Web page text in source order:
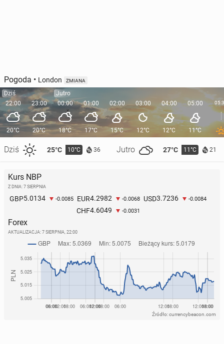
Pogoda • London ZMIANA
Dziś
22:00
20°C
Dziś 25°C 10°C 36 Jutro 27°C 11°C 21
23:00
20°C
Jutro
00:00
18°C
01:00
17°C
02:00
15°C
03:00
12°C
04:00
12°C
05:00
11°C
Kurs NBP
Z DNIA: 7 SIERPNIA
GBP5.0134 -0.0085 EUR4.2982 -0.0068 USD3.7236 -0.0084
CHF4.6049 -0.0031
Forex
AKTUALIZACJA: 7 SIERPNIA, 22:00
Źródło: currencybeacon.com